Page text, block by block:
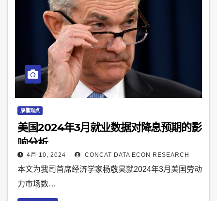
康楷观点
美国2024年3月就业数据对降息预期的影
响分析
4月 10, 2024 CONCAT DATA ECON RESEARCH
本文为我司首席经济学家杨敬昊就2024年3月美国劳动
力市场数…